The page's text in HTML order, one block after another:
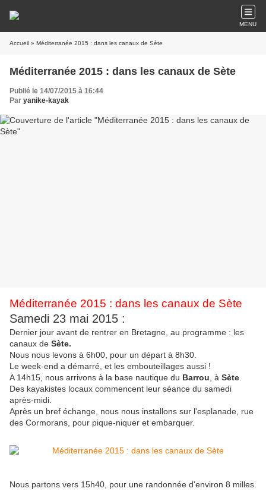
MENU
Accueil » Méditerranée 2015 : dans les canaux de Sète
Méditerranée 2015 : dans les canaux de Sète
Publié le 14/07/2015 à 16:44
Par yanike-kayak
Méditerranée 2015 : dans les canaux de Sète
Samedi 23 mai 2015 :
Dernier jour avant de rentrer en Bretagne, au programme : les
canaux de Sète.
Nous nous levons à 6h00, pour un départ à 8h30.
Le week-end a démarré, et les embouteillages aussi !
A 14h15, nous arrivons à la base nautique du Barrou , à Sète
Des kayakistes locaux commencent leur séance du samedi
après-midi.
Après un bref échange, nous nous installons sur l'esplanade, rue
des Cormorans, pour pique-niquer et embarquer.
Nous partons vers 15h40, pour une randonnée d'environ 8 milles.